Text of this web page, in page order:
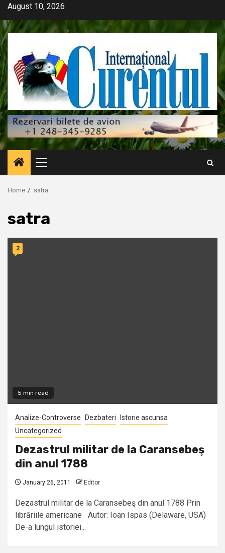
Skip
content
August 10, 2026
Primary
Menu
Home satra
satra
5 min read
2
Analize-Controverse Dezbateri
Istorie ascunsa
Uncategorized
Dezastrul militar de la Caransebeş
din anul 1788
January 26, 2011 Editor
Dezastrul militar de la Caransebeş din anul 1788 Prin
librăriile americane Autor: Ioan Ispas (Delaware, USA)
De-a lungul istoriei...